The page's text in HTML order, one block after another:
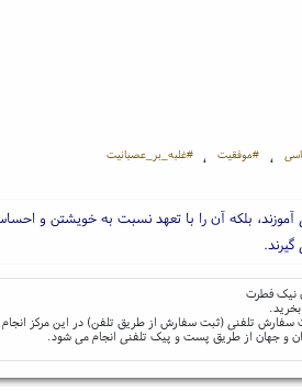
، #موفقیت ، #غلبه_بر_عصبانیت
آموزند، بلکه آن را با تعهد نسبت به خویشتن و
نیک فطرت
سفارش تلفنی (ثبت سفارش از طریق تلفن) در این مرکز
و جهان از طریق پست و پیک تلفنی انجام می شود.